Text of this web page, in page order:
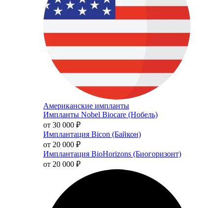
Американские импланты
Импланты Nobel Biocare (Нобель)
от 30 000 ₽
Имплантация Bicon (Байкон)
от 20 000 ₽
Имплантация BioHorizons (Биогоризонт)
от 20 000 ₽